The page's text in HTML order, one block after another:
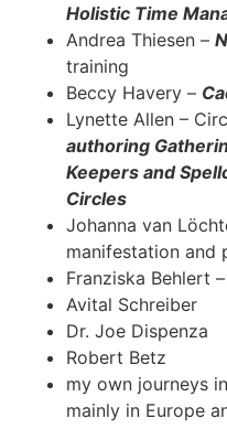
Holistic Time
Andrea Thiesen –
training
Beccy Havery –
Lynette Allen –
authoring
Keepers and
Circles
Johanna van
manifestation and
Franziska Behlert
Avital Schreiber
Dr. Joe Dispenza
Robert Betz
my own journeys
mainly in Europe